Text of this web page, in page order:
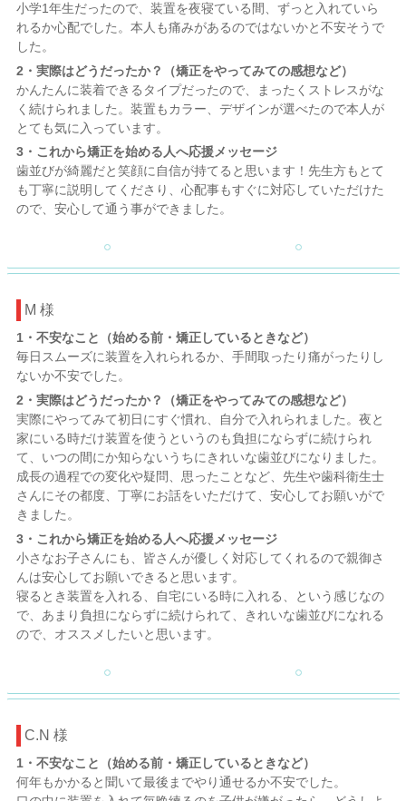
小学1年生だったので、装置を夜寝ている間、ずっと入れていら
れるか心配でした。本人も痛みがあるのではないかと不安そうで
した。
2・実際はどうだったか？（矯正をやってみての感想など）
かんたんに装着できるタイプだったので、まったくストレスがな
く続けられました。装置もカラー、デザインが選べたので本人が
とても気に入っています。
3・これから矯正を始める人へ応援メッセージ
歯並びが綺麗だと笑顔に自信が持てると思います！先生方もとて
も丁寧に説明してくださり、心配事もすぐに対応していただけた
ので、安心して通う事ができました。
M 様
1・不安なこと（始める前・矯正しているときなど）
毎日スムーズに装置を入れられるか、手間取ったり痛がったりし
ないか不安でした。
2・実際はどうだったか？（矯正をやってみての感想など）
実際にやってみて初日にすぐ慣れ、自分で入れられました。夜と
家にいる時だけ装置を使うというのも負担にならずに続けられ
て、いつの間にか知らないうちにきれいな歯並びになりました。
成長の過程での変化や疑問、思ったことなど、先生や歯科衛生士
さんにその都度、丁寧にお話をいただけて、安心してお願いがで
きました。
3・これから矯正を始める人へ応援メッセージ
小さなお子さんにも、皆さんが優しく対応してくれるので親御さ
んは安心してお願いできると思います。
寝るとき装置を入れる、自宅にいる時に入れる、という感じなの
で、あまり負担にならずに続けられて、きれいな歯並びになれる
ので、オススメしたいと思います。
C.N 様
1・不安なこと（始める前・矯正しているときなど）
何年もかかると聞いて最後までやり通せるか不安でした。